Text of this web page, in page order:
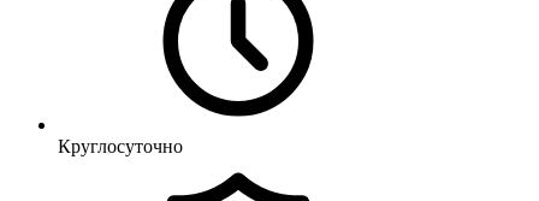
Круглосуточно